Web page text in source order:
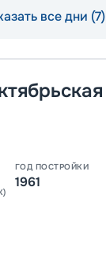
все дни (7)
ГОД ПОСТРОЙКИ
1961